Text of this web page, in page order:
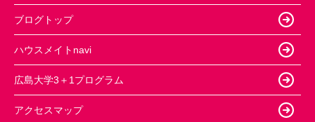
ブログトップ
ハウスメイトnavi
広島大学3＋1プログラム
アクセスマップ